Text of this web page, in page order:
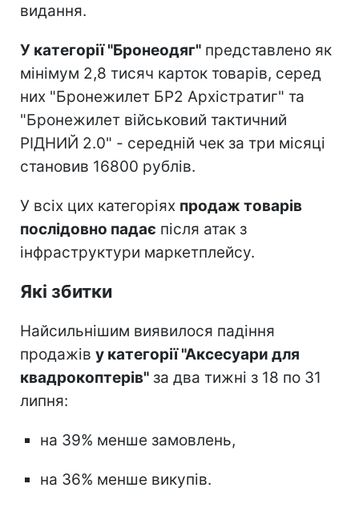
видання.
У категорії "Бронеодяг" представлено як
мінімум 2,8 тисяч карток товарів, серед
них "Бронежилет БР2 Архістратиг" та
"Бронежилет військовий тактичний
РІДНИЙ 2.0" - середній чек за три місяці
становив 16800 рублів.
У всіх цих категоріях продаж товарів
послідовно падає після атак з
інфраструктури маркетплейсу.
Які збитки
Найсильнішим виявилося падіння
продажів у категорії "Аксесуари для
квадрокоптерів" за два тижні з 18 по 31
липня:
на 39% менше замовлень,
на 36% менше викупів.